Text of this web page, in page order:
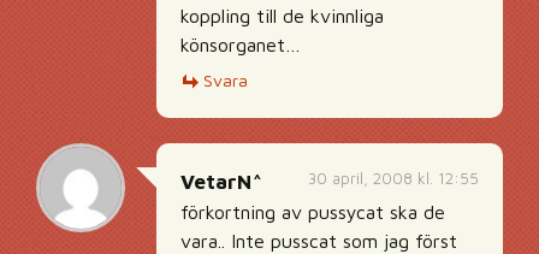
koppling till de kvinnliga
könsorganet…
Svara
30 april, 2008 kl. 12:55
VetarN^
förkortning av pussycat ska de
vara.. Inte pusscat som jag först